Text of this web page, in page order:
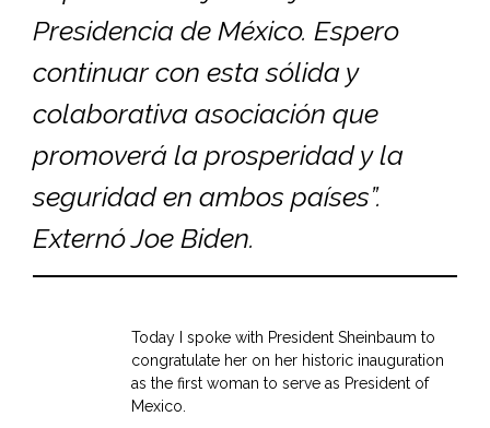
Presidencia de México. Espero
continuar con esta sólida y
colaborativa asociación que
promoverá la prosperidad y la
seguridad en ambos países”.
Externó Joe Biden.
Today I spoke with President Sheinbaum to
congratulate her on her historic inauguration
as the first woman to serve as President of
Mexico.